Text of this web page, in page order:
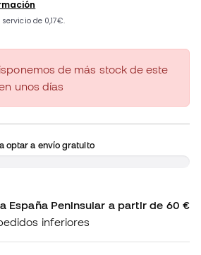
de más stock de este
unos días
optar a envío gratuito
España Peninsular a partir de 60 €
inferiores